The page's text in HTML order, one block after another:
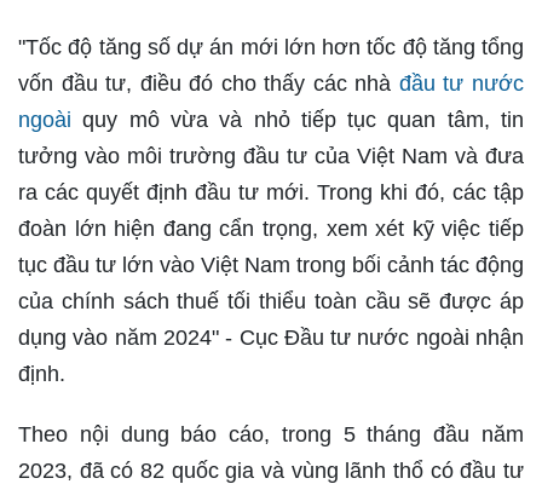
"Tốc độ tăng số dự án mới lớn hơn tốc độ tăng tổng
vốn đầu tư, điều đó cho thấy các nhà đầu tư nước
ngoài quy mô vừa và nhỏ tiếp tục quan tâm, tin
tưởng vào môi trường đầu tư của Việt Nam và đưa
ra các quyết định đầu tư mới. Trong khi đó, các tập
đoàn lớn hiện đang cẩn trọng, xem xét kỹ việc tiếp
tục đầu tư lớn vào Việt Nam trong bối cảnh tác động
của chính sách thuế tối thiểu toàn cầu sẽ được áp
dụng vào năm 2024" - Cục Đầu tư nước ngoài nhận
định.
Theo nội dung báo cáo, trong 5 tháng đầu năm
2023, đã có 82 quốc gia và vùng lãnh thổ có đầu tư